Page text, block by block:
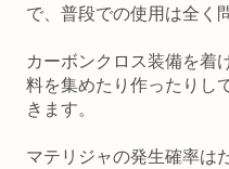
で、普段での使用は全く
カーボンクロス装備を着
料を集めたり作ったりし
きます。
マテリジャの発生確率は